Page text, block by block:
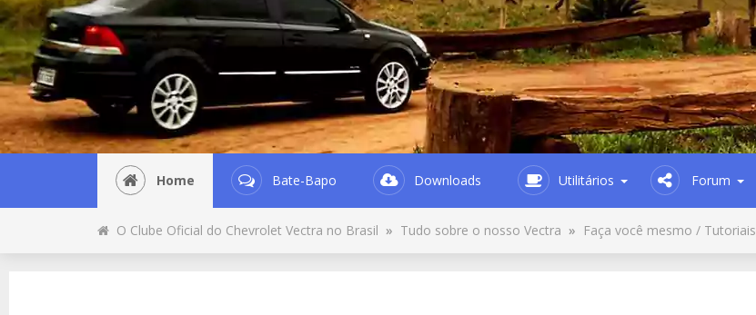
Home Bate-Bapo Downloads Utilitários Forum
O Clube Oficial do Chevrolet Vectra no Brasil » Tudo sobre o nosso Vectra » Faça você mesmo / Tutoriais